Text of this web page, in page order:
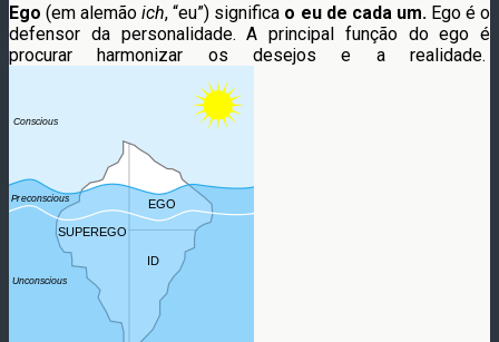
Ego (em alemãoich, “eu”) significa o eu de cada um. Ego é o
defensor da personalidade. A principal função do ego é
procurar harmonizar os desejos e a realidade.